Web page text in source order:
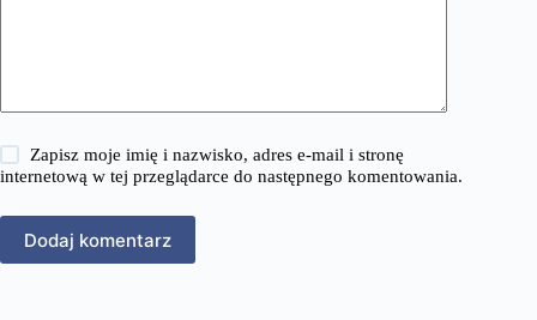
Zapisz moje imię i nazwisko, adres e-mail i stronę
internetową w tej przeglądarce do następnego komentowania.
Dodaj komentarz